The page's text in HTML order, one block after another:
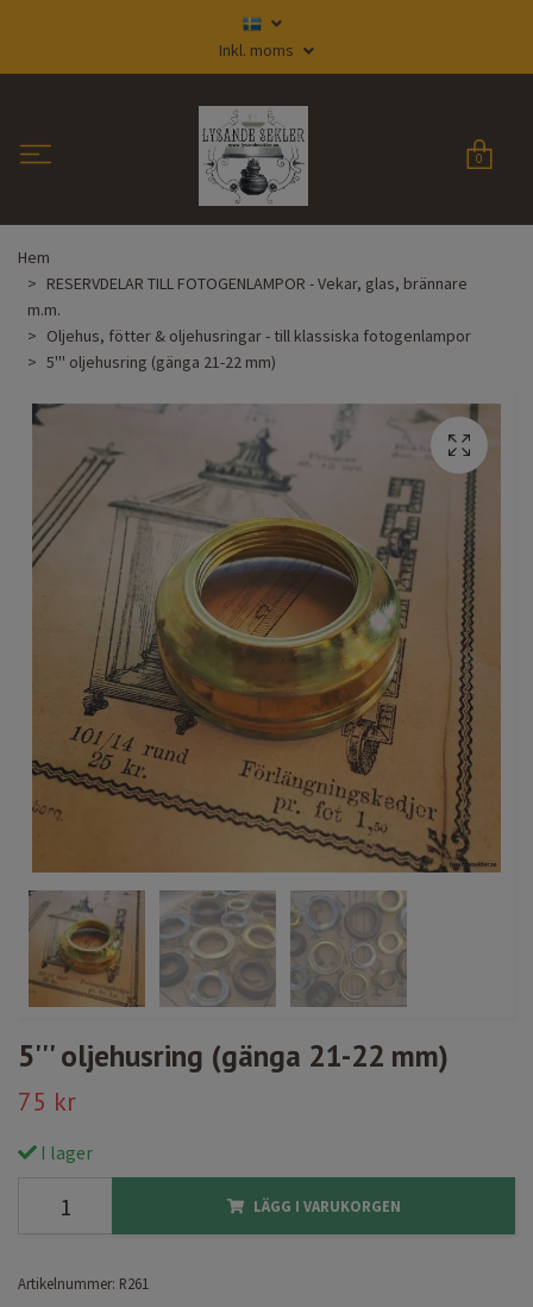
Inkl. moms
0
Hem
RESERVDELAR TILL FOTOGENLAMPOR - Vekar, glas, brännare
m.m.
Oljehus, fötter & oljehusringar - till klassiska fotogenlampor
5''' oljehusring (gänga 21-22 mm)
5''' oljehusring (gänga 21-22 mm)
75 kr
I lager
LÄGG I VARUKORGEN
Artikelnummer: R261